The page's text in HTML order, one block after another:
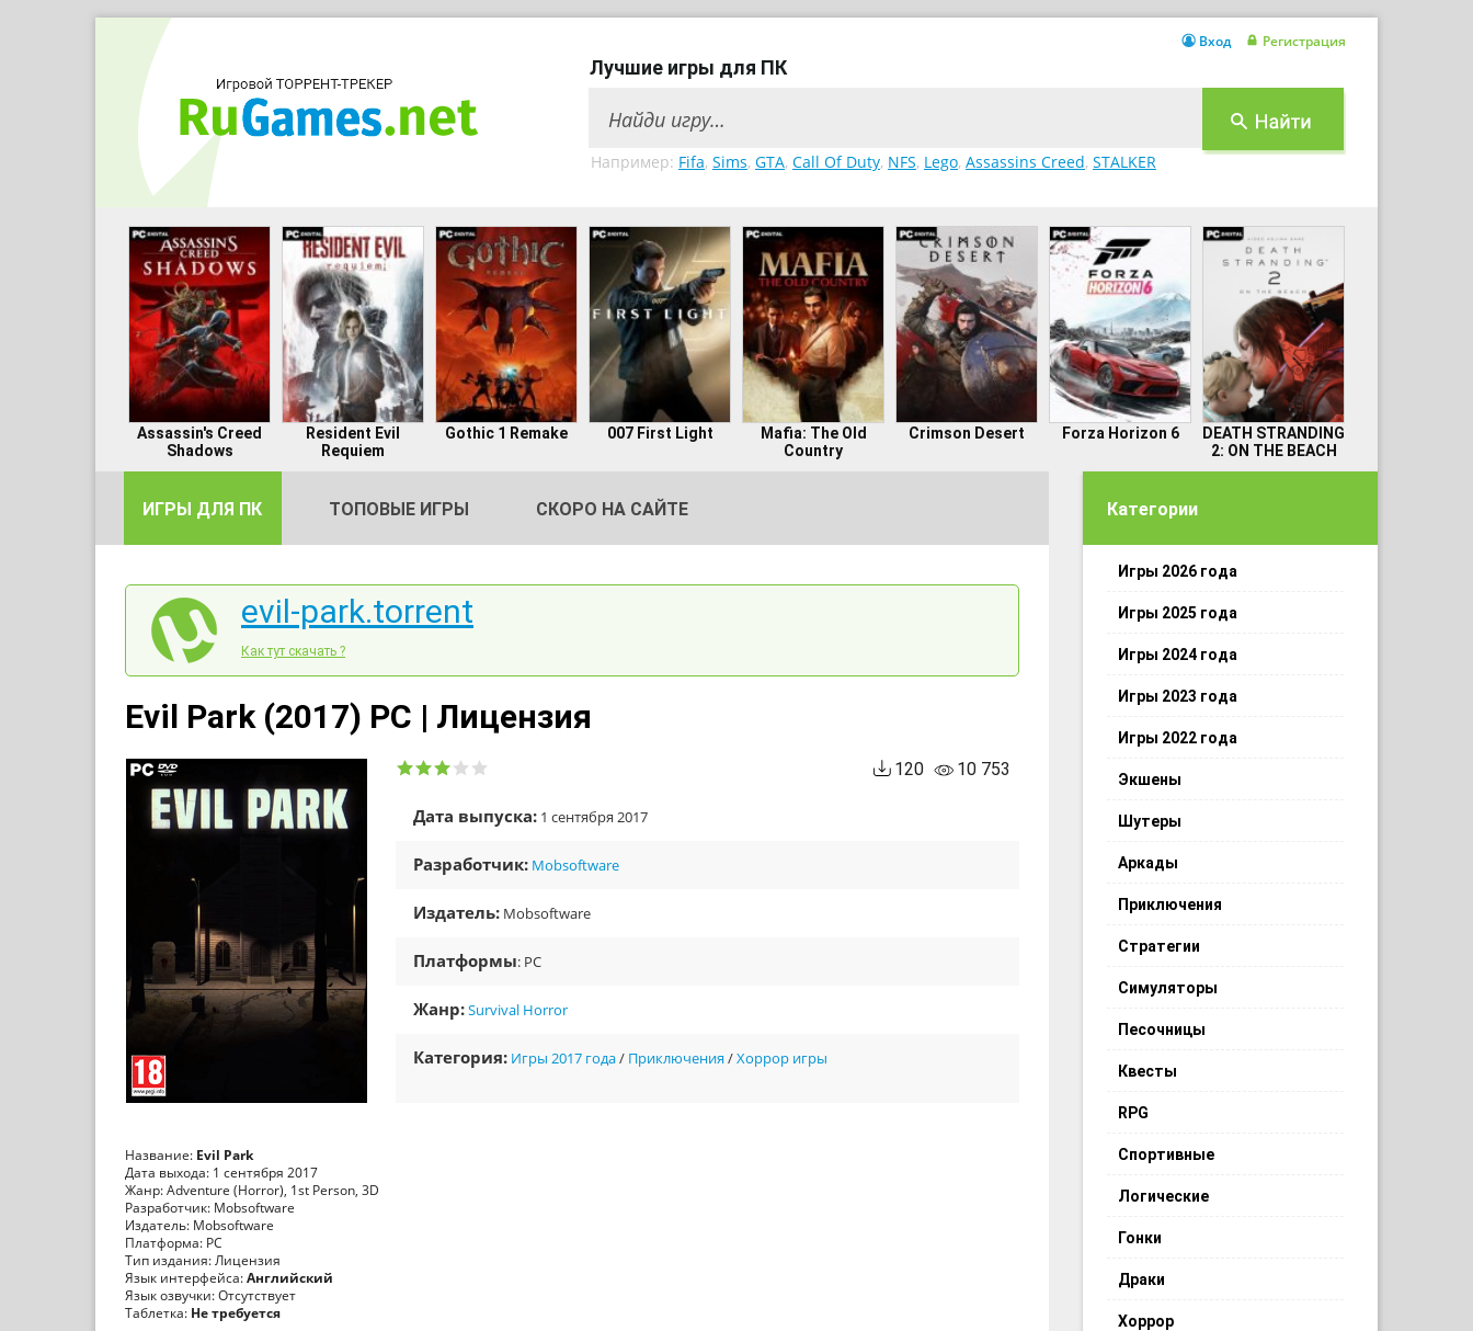
Лучшие игры для ПК
Например: Fifa, Sims, GTA, Call Of Duty, NFS, Lego, Assassins Creed, STALKER
Вход Регистрация
Assassin's Creed
Shadows
Resident Evil
Requiem
Gothic 1 Remake 007 First Light
Mafia: The Old
Country
Crimson Desert Forza Horizon 6
DEATH STRANDING
2: ON THE BEACH
ИГРЫ ДЛЯ ПК ТОПОВЫЕ ИГРЫ СКОРО НА САЙТЕ
evil-park.torrent
Как тут скачать ?
Evil Park (2017) PC | Лицензия
10 753
120
Дата выпуска: 1 сентября 2017
Разработчик: Mobsoftware
Издатель: Mobsoftware
Платформы: PC
Жанр:Survival Horror
Категория: Игры 2017 года/ Приключения/Хоррор игры
Название: Evil Park
Дата выхода: 1 сентября 2017
Жанр: Adventure (Horror), 1st Person, 3D
Разработчик: Mobsoftware
Издатель: Mobsoftware
Платформа: PC
Тип издания: Лицензия
Язык интерфейса:Английский
Язык озвучки: Отсутствует
Таблетка: Не требуется
Категории
Игры 2026 года
Игры 2025 года
Игры 2024 года
Игры 2023 года
Игры 2022 года
Экшены
Шутеры
Аркады
Приключения
Стратегии
Симуляторы
Песочницы
Квесты
RPG
Спортивные
Логические
Гонки
Драки
Хоррор